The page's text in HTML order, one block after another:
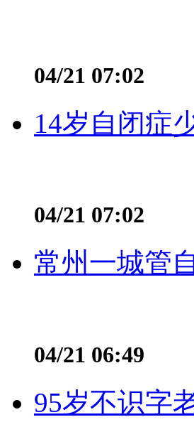
04/21 07:02
14岁自闭症
04/21 07:02
常州一城管
04/21 06:49
95岁不识字